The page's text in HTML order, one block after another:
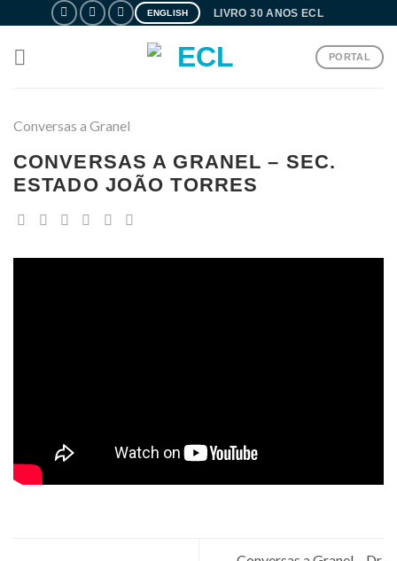
content
ENGLISH LIVRO 30 ANOS ECL
PORTAL
Conversas a Granel
CONVERSAS A GRANEL – SEC.
ESTADO JOÃO TORRES